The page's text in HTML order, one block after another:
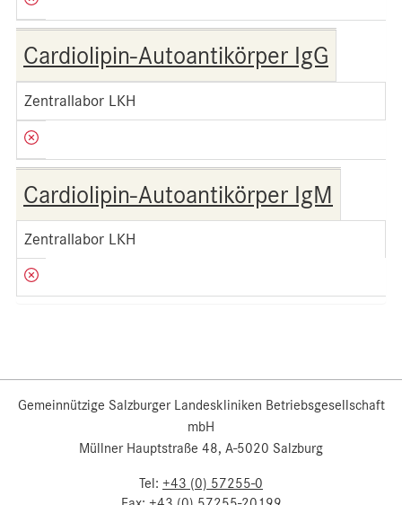
Cardiolipin-Autoantikörper IgG
Zentrallabor LKH
Cardiolipin-Autoantikörper IgM
Zentrallabor LKH
Gemeinnützige Salzburger Landeskliniken Betriebsgesellschaft
mbH
Müllner Hauptstraße 48, A-5020 Salzburg
Tel: +43 (0) 57255-0